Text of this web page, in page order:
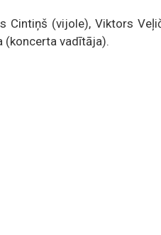
Cintiņš (vijole), Viktors
(koncerta vadītāja).